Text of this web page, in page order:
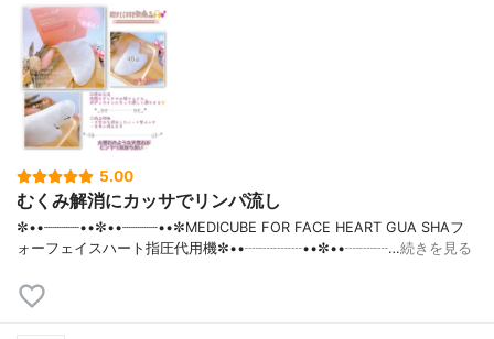
5.00
むくみ解消にカッサでリンパ流し
✼••┈┈┈┈••✼••┈┈┈┈••✼MEDICUBE FOR FACE HEART GUA SHAフ
ォーフェイスハート指圧代用機✼••┈┈┈┈••✼••┈┈┈…続きを見る